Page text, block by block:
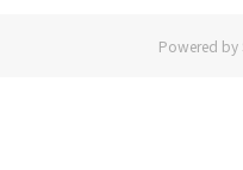
Powered by